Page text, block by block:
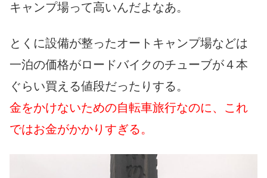
キャンプ場って高いんだよなあ。
とくに設備が整ったオートキャンプ場などは
一泊の価格がロードバイクのチューブが４本
ぐらい買える値段だったりする。
金をかけないための自転車旅行なのに、これ
ではお金がかかりすぎる。